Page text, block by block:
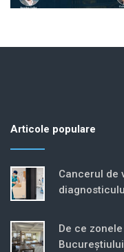
Articole populare
Cancerul de
De ce